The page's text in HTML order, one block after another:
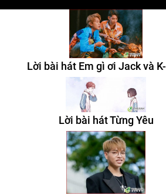
Lời bài hát Em gì ơi Jack và
Lời bài hát Từng Yêu